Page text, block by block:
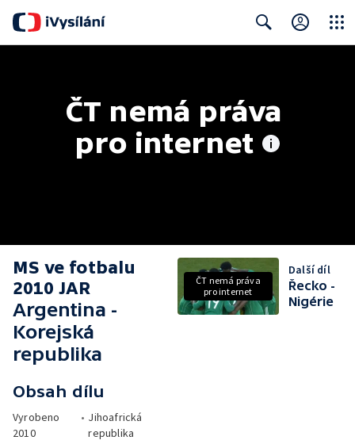
ČT nemá práva
pro internet
MS ve fotbalu
2010 JAR
Argentina -
Korejská
republika
Obsah dílu
Vyrobeno
2010
• Jihoafrická
republika
ČT nemá práva
pro internet
Další díl
Řecko -
Nigérie